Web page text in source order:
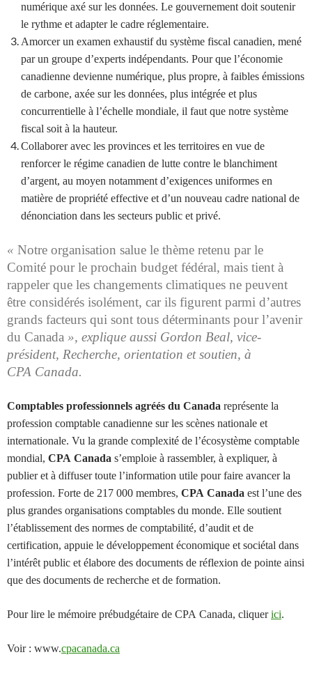
numérique axé sur les données. Le gouvernement doit soutenir
le rythme et adapter le cadre réglementaire.
Amorcer un examen exhaustif du système fiscal canadien, mené
par un groupe d’experts indépendants. Pour que l’économie
canadienne devienne numérique, plus propre, à faibles émissions
de carbone, axée sur les données, plus intégrée et plus
concurrentielle à l’échelle mondiale, il faut que notre système
fiscal soit à la hauteur.
Collaborer avec les provinces et les territoires en vue de
renforcer le régime canadien de lutte contre le blanchiment
d’argent, au moyen notamment d’exigences uniformes en
matière de propriété effective et d’un nouveau cadre national de
dénonciation dans les secteurs public et privé.
« Notre organisation salue le thème retenu par le
Comité pour le prochain budget fédéral, mais tient à
rappeler que les changements climatiques ne peuvent
être considérés isolément, car ils figurent parmi d’autres
grands facteurs qui sont tous déterminants pour l’avenir
du Canada », explique aussi Gordon Beal, vice-
président, Recherche, orientation et soutien, à
CPA Canada.
Comptables professionnels agréés du Canada représente la
profession comptable canadienne sur les scènes nationale et
internationale. Vu la grande complexité de l’écosystème comptable
mondial, CPA Canada s’emploie à rassembler, à expliquer, à
publier et à diffuser toute l’information utile pour faire avancer la
profession. Forte de 217 000 membres, CPA Canada est l’une des
plus grandes organisations comptables du monde. Elle soutient
l’établissement des normes de comptabilité, d’audit et de
certification, appuie le développement économique et sociétal dans
l’intérêt public et élabore des documents de réflexion de pointe ainsi
que des documents de recherche et de formation.
Pour lire le mémoire prébudgétaire de CPA Canada, cliquerici.
Voir : www.cpacanada.ca